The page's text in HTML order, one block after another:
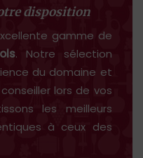
disposition
gamme de
. Notre sélection
du domaine et
lors de vos
les meilleurs
à ceux des